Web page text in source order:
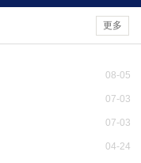
更多
08-05
07-03
07-03
04-24